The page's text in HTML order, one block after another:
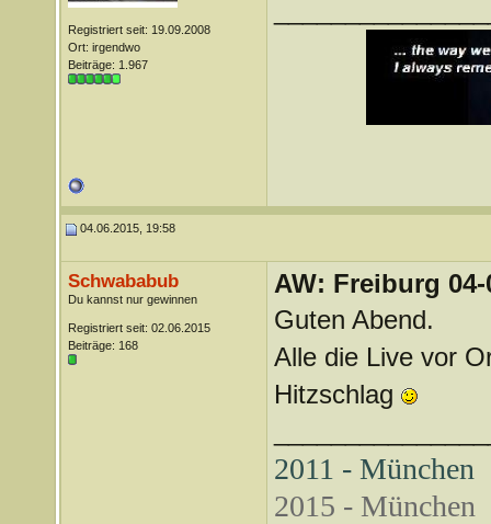
Registriert seit: 19.09.2008
Ort: irgendwo
Beiträge: 1.967
04.06.2015, 19:58
Schwababub
Du kannst nur gewinnen
Registriert seit: 02.06.2015
Beiträge: 168
AW: Freiburg
Guten Abend.
Alle die Live vor
Hitzschlag
2011 - München
2015 - München